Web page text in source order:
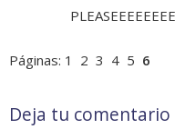
PLEASEEEEEEEE
Páginas: 1 2 3 4 5 6
Deja tu comentario